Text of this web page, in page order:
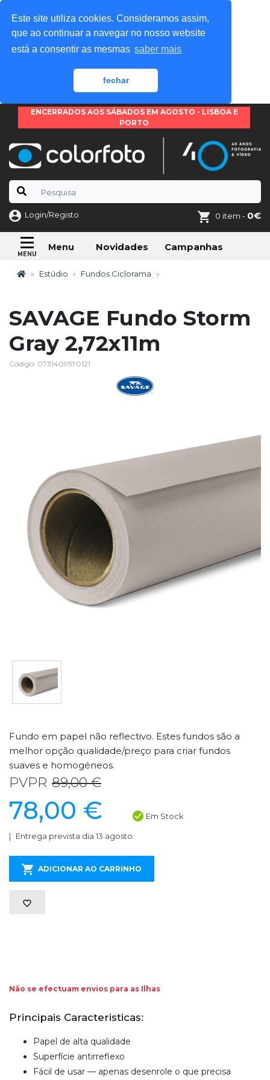
Este site utiliza cookies. Consideramos assim,
que ao continuar a navegar no nosso website
está a consentir as mesmas saber mais
fechar
ENCERRADOS AOS SÁBADOS EM AGOSTO - LISBOA E
PORTO
Login/Registo 0 item - 0€
Menu Novidades Campanhas
Estúdio Fundos Ciclorama
SAVAGE Fundo Storm
Gray 2,72x11m
Código: 0731409570121
Fundo em papel não reflectivo. Estes fundos são a
melhor opção qualidade/preço para criar fundos
suaves e homogéneos.
PVPR 89,00 €
78,00 € Em Stock
Entrega prevista dia 13 agosto
ADICIONAR AO CARRINHO
Não se efectuam envios para as Ilhas
Principais Caracteristicas:
Papel de alta qualidade
Superfície antirreflexo
Fácil de usar — apenas desenrole o que precisa